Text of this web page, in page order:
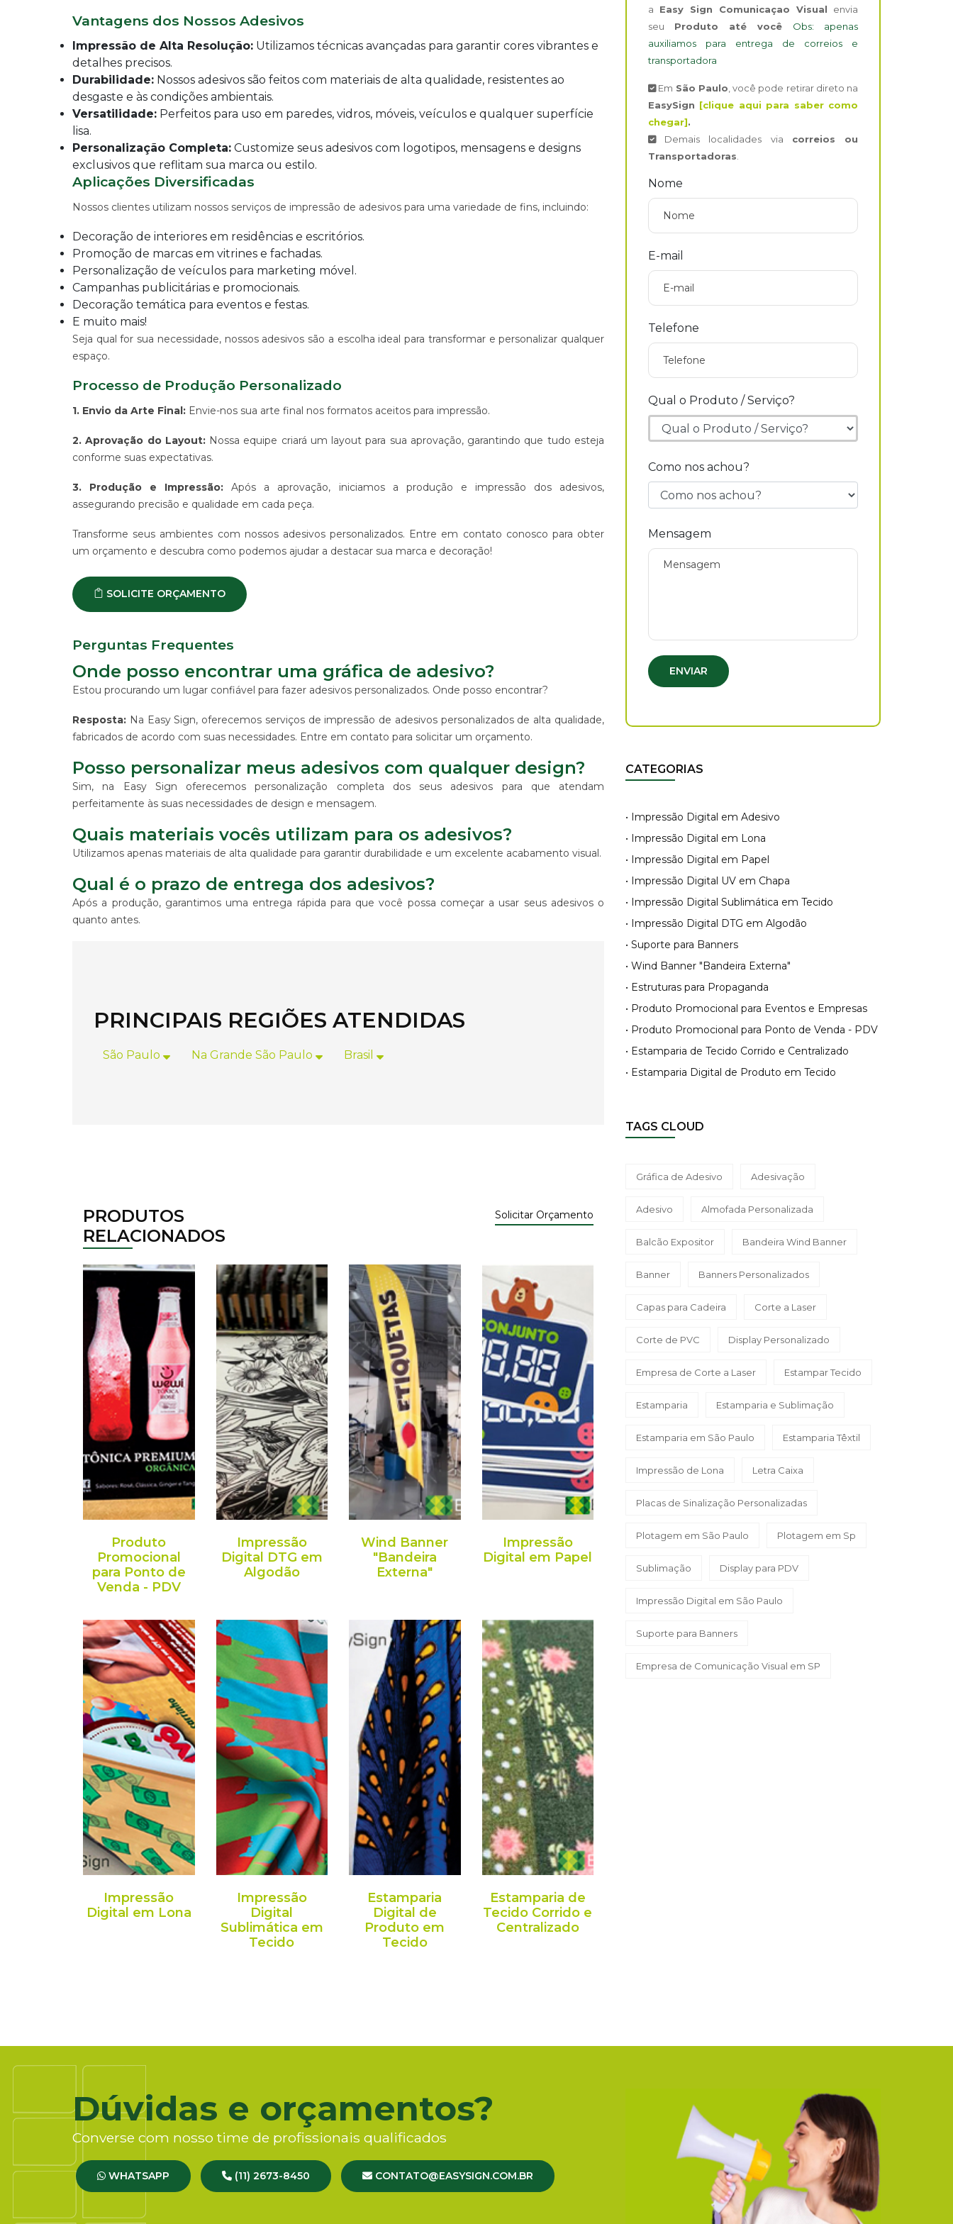
DIGITAL
LONA
IMPRESSÃO
DIGITAL
PAPEL
IMPRESSÃO
DIGITAL
CHAPA
DIGITAL
TECIDO
IMPRESSÃO
DIGITAL
ALGODÃO
SUPORTE
BANNER
PROPAGANDA
PROMOCIONAL
PROMOCIONAL
PONTO
ESTAMPARIA
CORRIDO
ESTAMPARIA
DIGITAL
PRODUTO
TECIDO
IMPRESSÃO
SINALIZAÇÃO
"CATÁLOGOS"
Vantagens dos Nossos Adesivos
Impressão de Alta Resolução: Utilizamos técnicas avançadas para garantir cores vibrantes e
detalhes precisos.
Durabilidade: Nossos adesivos são feitos com materiais de alta qualidade, resistentes ao
desgaste e às condições ambientais.
Versatilidade: Perfeitos para uso em paredes, vidros, móveis, veículos e qualquer superfície
lisa.
Personalização Completa: Customize seus adesivos com logotipos, mensagens e designs
exclusivos que reflitam sua marca ou estilo.
Aplicações Diversificadas
Nossos clientes utilizam nossos serviços de impressão de adesivos para uma variedade de fins, incluindo:
Decoração de interiores em residências e escritórios.
Promoção de marcas em vitrines e fachadas.
Personalização de veículos para marketing móvel.
Campanhas publicitárias e promocionais.
Decoração temática para eventos e festas.
E muito mais!
Seja qual for sua necessidade, nossos adesivos são a escolha ideal para transformar e personalizar qualquer
espaço.
Processo de Produção Personalizado
1. Envio da Arte Final: Envie-nos sua arte final nos formatos aceitos para impressão.
2. Aprovação do Layout:Nossa equipe criará um layout para sua aprovação, garantindo que tudo esteja
conforme suas expectativas.
3. Produção e Impressão: Após a aprovação, iniciamos a produção e impressão dos adesivos,
assegurando precisão e qualidade em cada peça.
Transforme seus ambientes com nossos adesivos personalizados. Entre em contato conosco para obter
um orçamento e descubra como podemos ajudar a destacar sua marca e decoração!
SOLICITE ORÇAMENTO
Perguntas Frequentes
Onde posso encontrar uma gráfica de adesivo?
Estou procurando um lugar confiável para fazer adesivos personalizados. Onde posso encontrar?
Resposta: Na Easy Sign, oferecemos serviços de impressão de adesivos personalizados de alta qualidade,
fabricados de acordo com suas necessidades. Entre em contato para solicitar um orçamento.
Posso personalizar meus adesivos com qualquer design?
Sim, na Easy Sign oferecemos personalização completa dos seus adesivos para que atendam
perfeitamente às suas necessidades de design e mensagem.
Quais materiais vocês utilizam para os adesivos?
Utilizamos apenas materiais de alta qualidade para garantir durabilidade e um excelente acabamento visual.
Qual é o prazo de entrega dos adesivos?
Após a produção, garantimos uma entrega rápida para que você possa começar a usar seus adesivos o
quanto antes.
PRINCIPAIS REGIÕES ATENDIDAS
São Paulo Na Grande São Paulo Brasil
PRODUTOS
RELACIONADOS
Solicitar Orçamento
Produto
Promocional
para Ponto de
Venda - PDV
Impressão
Digital DTG em
Algodão
Wind Banner
"Bandeira
Externa"
Impressão
Digital em Papel
Impressão
Digital em Lona
Impressão
Digital
Sublimática em
Tecido
Estamparia
Digital de
Produto em
Tecido
Estamparia de
Tecido Corrido e
Centralizado
a Easy Sign Comunicaçao Visual envia
seu Produto até você Obs: apenas
auxiliamos para entrega de correios e
transportadora
Em São Paulo , você pode retirar direto na
EasySign [clique aqui para saber como
chegar].
Demais localidades via correios ou
Transportadoras
Nome
E-mail
Telefone
Qual o Produto / Serviço?
Como nos achou?
Mensagem
ENVIAR
CATEGORIAS
• Impressão Digital em Adesivo
• Impressão Digital em Lona
• Impressão Digital em Papel
• Impressão Digital UV em Chapa
• Impressão Digital Sublimática em Tecido
• Impressão Digital DTG em Algodão
• Suporte para Banners
• Wind Banner "Bandeira Externa"
• Estruturas para Propaganda
• Produto Promocional para Eventos e Empresas
• Produto Promocional para Ponto de Venda - PDV
• Estamparia de Tecido Corrido e Centralizado
• Estamparia Digital de Produto em Tecido
TAGS CLOUD
Gráfica de Adesivo Adesivação
Adesivo Almofada Personalizada
Balcão Expositor Bandeira Wind Banner
Banner Banners Personalizados
Capas para Cadeira Corte a Laser
Corte de PVC Display Personalizado
Empresa de Corte a Laser Estampar Tecido
Estamparia Estamparia e Sublimação
Estamparia em São Paulo Estamparia Têxtil
Impressão de Lona Letra Caixa
Placas de Sinalização Personalizadas
Plotagem em São Paulo Plotagem em Sp
Sublimação Display para PDV
Impressão Digital em São Paulo
Suporte para Banners
Empresa de Comunicação Visual em SP
Dúvidas e orçamentos?
Converse com nosso time de profissionais qualificados
WHATSAPP (11) 2673-8450 CONTATO@EASYSIGN.COM.BR